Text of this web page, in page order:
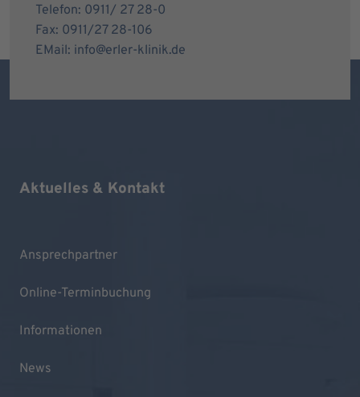
Telefon: 0911/ 27 28-0
Fax: 0911/27 28-106
EMail: info@erler-klinik.de
Aktuelles & Kontakt
Ansprechpartner
Online-Terminbuchung
Informationen
News